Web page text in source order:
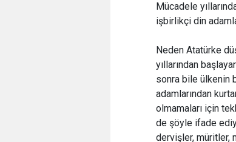
Mücadele
işbirlikçi din
Neden Atatürke
yıllarından
sonra bile ülkenin
adamlarından
olmamaları için
de şöyle ifade
dervişler, müritler,